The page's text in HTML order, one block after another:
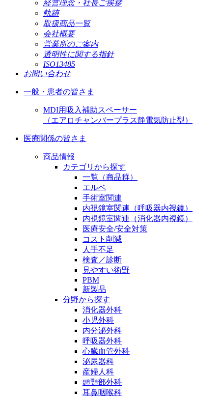
経営理念・社長ご挨拶
軌跡
取扱商品一覧
会社概要
営業所のご案内
透明性に関する指針
ISO13485
お問い合わせ
一般・患者の皆さま
MDI用吸入補助スペーサー
（エアロチャンバープラス静電気防止型）
医療関係の皆さま
商品情報
カテゴリから探す
一覧（商品群）
エルベ
手術室関連
内視鏡室関連（呼吸器内視鏡）
内視鏡室関連（消化器内視鏡）
医療安全/安全対策
コスト削減
人手不足
検査／診断
見やすい術野
PBM
新製品
分野から探す
消化器外科
小児外科
内分泌外科
呼吸器外科
心臓血管外科
泌尿器科
産婦人科
頭頸部外科
耳鼻咽喉科